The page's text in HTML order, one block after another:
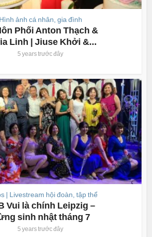
Hình ảnh cá nhân, gia đình
Phối Anton Thạch &
Linh | Jiuse Khởi &...
5 years trước đây
| Livestream hội đoàn, tập thể
Vui là chính Leipzig –
sinh nhật tháng 7
5 years trước đây